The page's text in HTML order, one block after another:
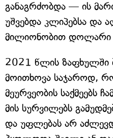
განაგრძობდა — ის
უშვებდა კლიპებსა და
მილიონობით დოლარი
2021 წლის ზაფხულში
მოითხოვა საჯაროდ,
მეურვეობის საქმეებს
მის სურვილებს
და უფლებას არ